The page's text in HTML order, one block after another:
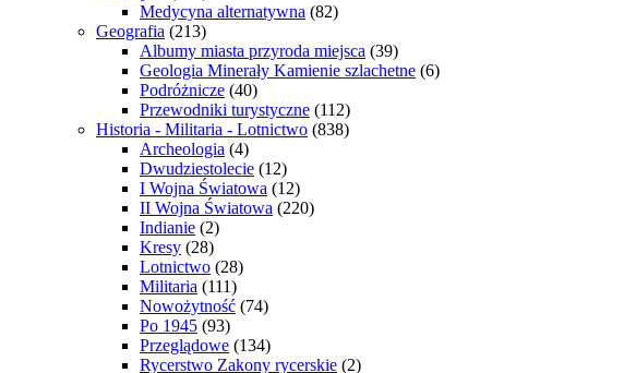
Medycyna alternatywna (82)
Geografia (213)
Albumy miasta przyroda miejsca (39)
Geologia Minerały Kamienie szlachetne (6)
Podróżnicze (40)
Przewodniki turystyczne (112)
Historia - Militaria - Lotnictwo (838)
Archeologia (4)
Dwudziestolecie (12)
I Wojna Światowa (12)
II Wojna Światowa (220)
Indianie (2)
Kresy (28)
Lotnictwo (28)
Militaria (111)
Nowożytność (74)
Po 1945 (93)
Przeglądowe (134)
Rycerstwo Zakony rycerskie (2)